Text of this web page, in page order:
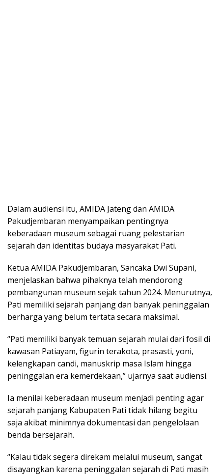
Dalam audiensi itu, AMIDA Jateng dan AMIDA
Pakudjembaran menyampaikan pentingnya
keberadaan museum sebagai ruang pelestarian
sejarah dan identitas budaya masyarakat Pati.
Ketua AMIDA Pakudjembaran, Sancaka Dwi Supani,
menjelaskan bahwa pihaknya telah mendorong
pembangunan museum sejak tahun 2024. Menurutnya,
Pati memiliki sejarah panjang dan banyak peninggalan
berharga yang belum tertata secara maksimal.
“Pati memiliki banyak temuan sejarah mulai dari fosil di
kawasan Patiayam, figurin terakota, prasasti, yoni,
kelengkapan candi, manuskrip masa Islam hingga
peninggalan era kemerdekaan,” ujarnya saat audiensi.
Ia menilai keberadaan museum menjadi penting agar
sejarah panjang Kabupaten Pati tidak hilang begitu
saja akibat minimnya dokumentasi dan pengelolaan
benda bersejarah.
“Kalau tidak segera direkam melalui museum, sangat
disayangkan karena peninggalan sejarah di Pati masih